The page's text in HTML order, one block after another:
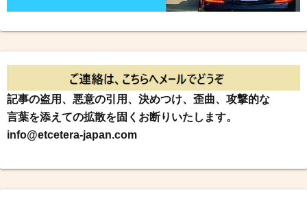
記事の盗用、悪意の引用、決めつけ、歪曲、攻撃的な
言葉を添えての拡散を固くお断りいたします。
info@etcetera-japan.com